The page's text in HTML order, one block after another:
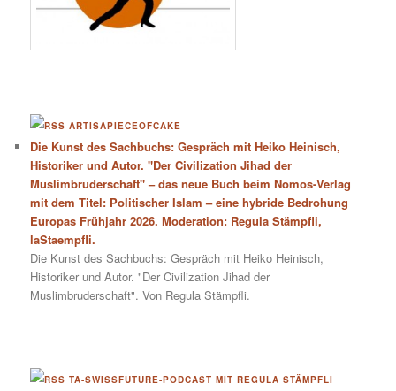
ARTISAPIECEOFCAKE
Die Kunst des Sachbuchs: Gespräch mit Heiko Heinisch,
Historiker und Autor. "Der Civilization Jihad der
Muslimbruderschaft" – das neue Buch beim Nomos-Verlag
mit dem Titel: Politischer Islam – eine hybride Bedrohung
Europas Frühjahr 2026. Moderation: Regula Stämpfli,
laStaempfli.
Die Kunst des Sachbuchs: Gespräch mit Heiko Heinisch,
Historiker und Autor. "Der Civilization Jihad der
Muslimbruderschaft". Von Regula Stämpfli.
TA-SWISSFUTURE-PODCAST MIT REGULA STÄMPFLI